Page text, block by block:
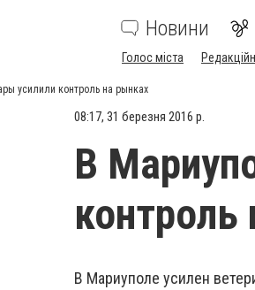
Новини
Голос міста
усилили контроль на рынках
08:17, 31 березня 2016 р.
В
В Мариуполе усилен